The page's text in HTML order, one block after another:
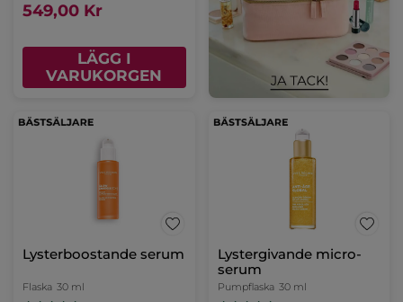
549,00 Kr
LÄGG I
VARUKORGEN
Lysterboostande serum
Flaska 30 ml
Lystergivande micro-
serum
Pumpflaska 30 ml